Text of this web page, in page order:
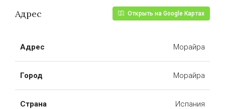
Адрес Открыть на Google Картах
Адрес Морайра
Город Морайра
Страна Испания